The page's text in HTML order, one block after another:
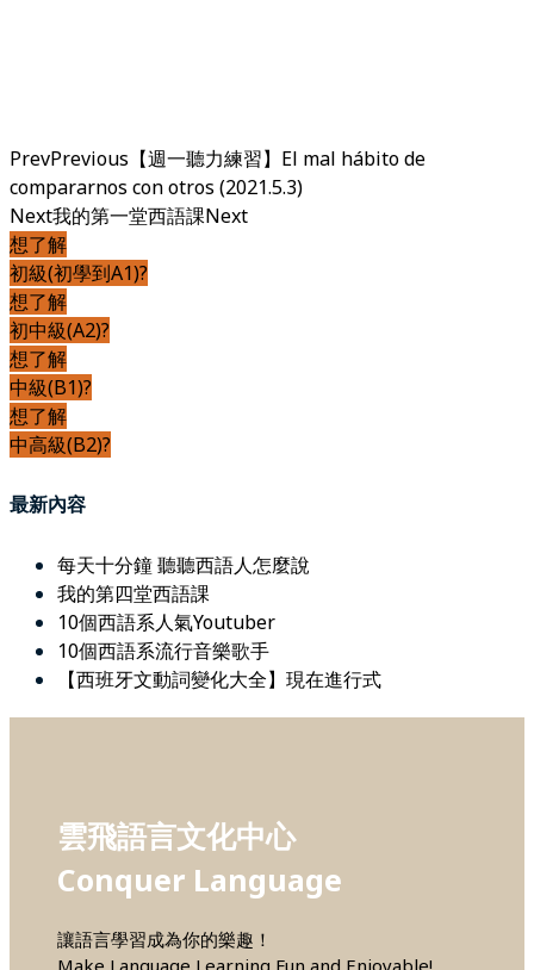
PrevPrevious 【週一聽力練習】El mal hábito de
compararnos con otros (2021.5.3)
Next我的第一堂西語課Next
想了解
初級(初學到A1)?
想了解
初中級(A2)?
想了解
中級(B1)?
想了解
中高級(B2)?
最新內容
每天十分鐘 聽聽西語人怎麼說
我的第四堂西語課
10個西語系人氣Youtuber
10個西語系流行音樂歌手
【西班牙文動詞變化大全】現在進行式
雲飛語言文化中心
Conquer Language
讓語言學習成為你的樂趣！